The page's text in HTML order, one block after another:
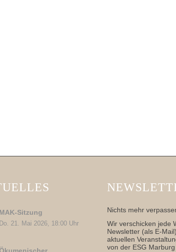
MAK-Sitzung
Do. 21. Mai 2026, 18:00 Uhr
Nichts mehr
Wir verschicken jede
Newsletter (als E-
aktuellen
von der ESG